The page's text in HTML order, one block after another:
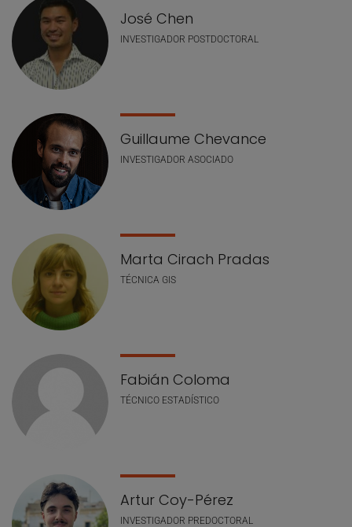
José Chen
INVESTIGADOR POSTDOCTORAL
Guillaume Chevance
INVESTIGADOR ASOCIADO
Marta Cirach Pradas
TÉCNICA GIS
Fabián Coloma
TÉCNICO ESTADÍSTICO
Artur Coy-Pérez
INVESTIGADOR PREDOCTORAL